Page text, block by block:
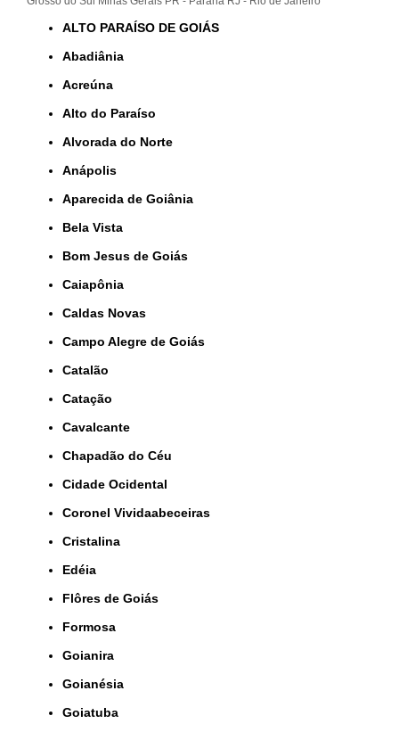
ALTO PARAÍSO DE GOIÁS
Abadiânia
Acreúna
Alto do Paraíso
Alvorada do Norte
Anápolis
Aparecida de Goiânia
Bela Vista
Bom Jesus de Goiás
Caiapônia
Caldas Novas
Campo Alegre de Goiás
Catalão
Catação
Cavalcante
Chapadão do Céu
Cidade Ocidental
Coronel Vividaabeceiras
Cristalina
Edéia
Flôres de Goiás
Formosa
Goianira
Goianésia
Goiatuba